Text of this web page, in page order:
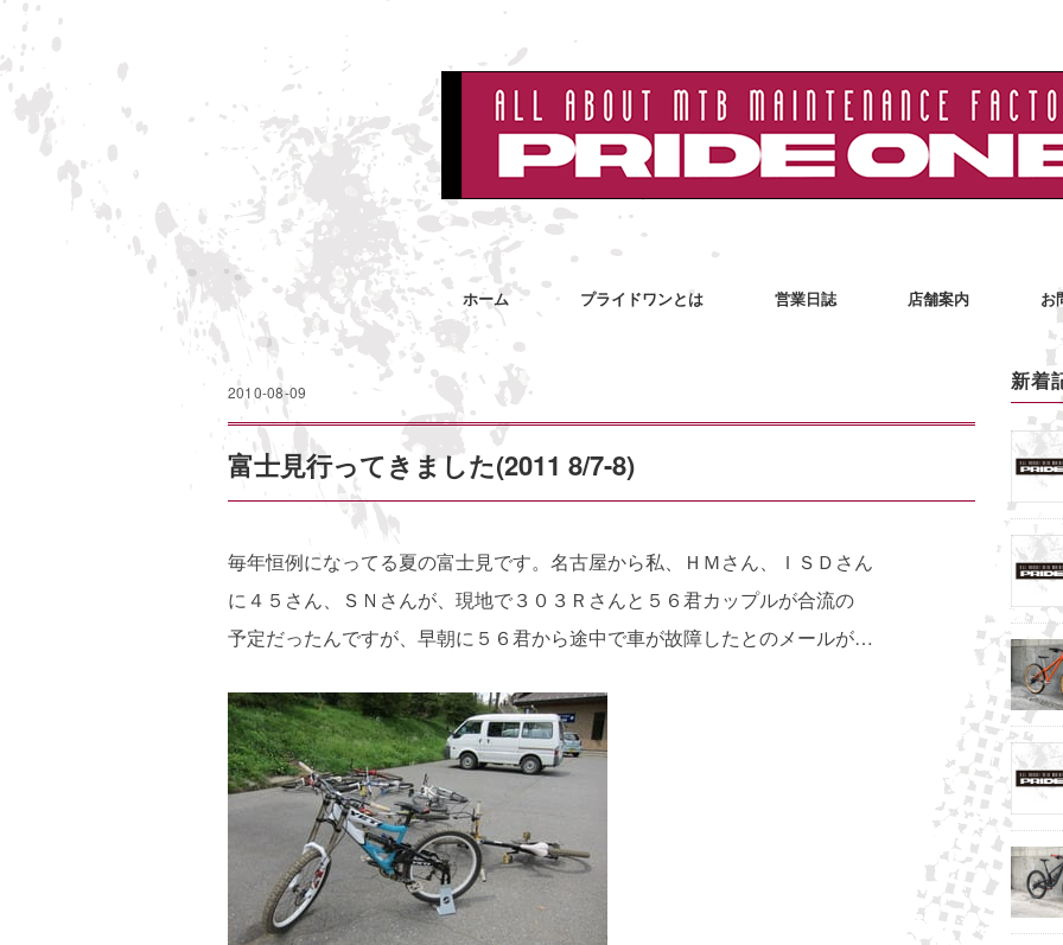
ホーム プライドワンとは 営業日誌 店舗案内 お
2010-08-09
富士見行ってきました(2011 8/7-8)
毎年恒例になってる夏の富士見です。名古屋から私、ＨＭさん、ＩＳＤさん
に４５さん、ＳＮさんが、現地で３０３Ｒさんと５６君カップルが合流の
予定だったんですが、早朝に５６君から途中で車が故障したとのメールが…
新着